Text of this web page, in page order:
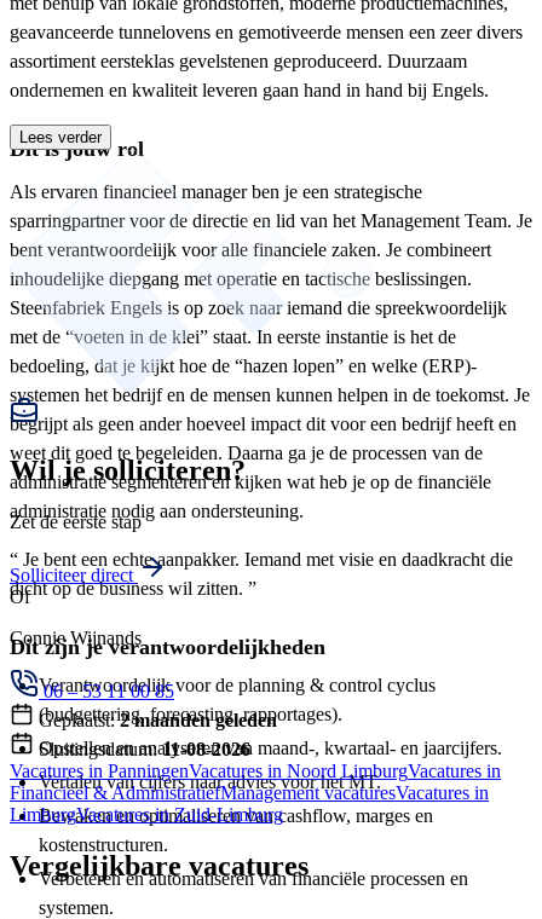
geavanceerde tunnelovens en gemotiveerde mensen een zeer divers
assortiment eersteklas gevelstenen geproduceerd. Duurzaam
ondernemen en kwaliteit leveren gaan hand in hand bij Engels.
Dit is jouw rol
Als ervaren financieel manager ben je een strategische
sparringpartner voor de directie en lid van het Management Team. Je
bent verantwoordelijk voor alle financiele zaken. Je combineert
inhoudelijke diepgang met operatie en tactische beslissingen.
Steenfabriek Engels is op zoek naar iemand die spreekwoordelijk
met de “voeten in de klei” staat. In eerste instantie is het de
bedoeling, dat je kijkt hoe de “hazen lopen” en welke (ERP)-
systemen het bedrijf en de mensen kunnen helpen in de toekomst. Je
begrijpt als geen ander hoeveel impact dit voor een bedrijf heeft en
weet dit goed te begeleiden. Daarna ga je de processen van de
administratie segmenteren en kijken wat heb je op de financiële
administratie nodig aan ondersteuning.
“ Je bent een echte aanpakker. Iemand met visie en daadkracht die
dicht op de business wil zitten. ”
Dit zijn je verantwoordelijkheden
Verantwoordelijk voor de planning & control cyclus
(budgettering, forecasting, rapportages).
Opstellen en analyseren van maand-, kwartaal- en jaarcijfers.
Vertalen van cijfers naar advies voor het MT.
Bewaken en optimaliseren van cashflow, marges en
kostenstructuren.
Verbeteren en automatiseren van financiële processen en
systemen.
Lees verder
Wil je solliciteren?
Zet de eerste stap
Solliciteer direct
Of
Connie Wijnands
06 – 53 11 00 85
Geplaatst:2 maanden geleden
Sluitingsdatum:11-08-2026
Vacatures in PanningenVacatures in Noord LimburgVacatures in
Financieel & AdministratiefManagement vacaturesVacatures in
LimburgVacatures in Zuid-Limburg
Vergelijkbare vacatures